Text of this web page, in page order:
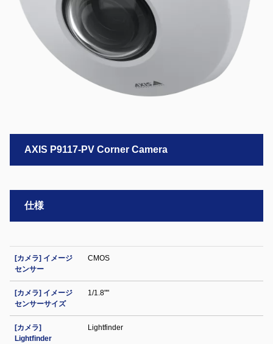
AXIS P9117-PV Corner Camera
仕様
[カメラ] イメージ
センサー
CMOS
[カメラ] イメージ
センサーサイズ
1/1.8""
[カメラ]
Lightfinder
Lightfinder